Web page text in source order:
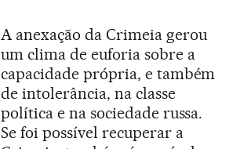
A anexação da Crimeia gerou
um clima de euforia sobre a
capacidade própria, e também
de intolerância, na classe
política e na sociedade russa.
Se foi possível recuperar a